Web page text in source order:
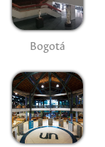
Bogotá